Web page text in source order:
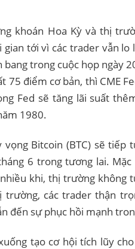
khoán Hoa Kỳ và thị
tới vì các trader vẫn
bang trong cuộc họp ngày
75 điểm cơ bản, thì CME
Fed sẽ tăng lãi suất
1980.
vọng Bitcoin (BTC) sẽ
6 trong tương lai.
khi, thị trường không
trường, các trader thận
đến sự phục hồi mạnh
tạo cơ hội tích lũy